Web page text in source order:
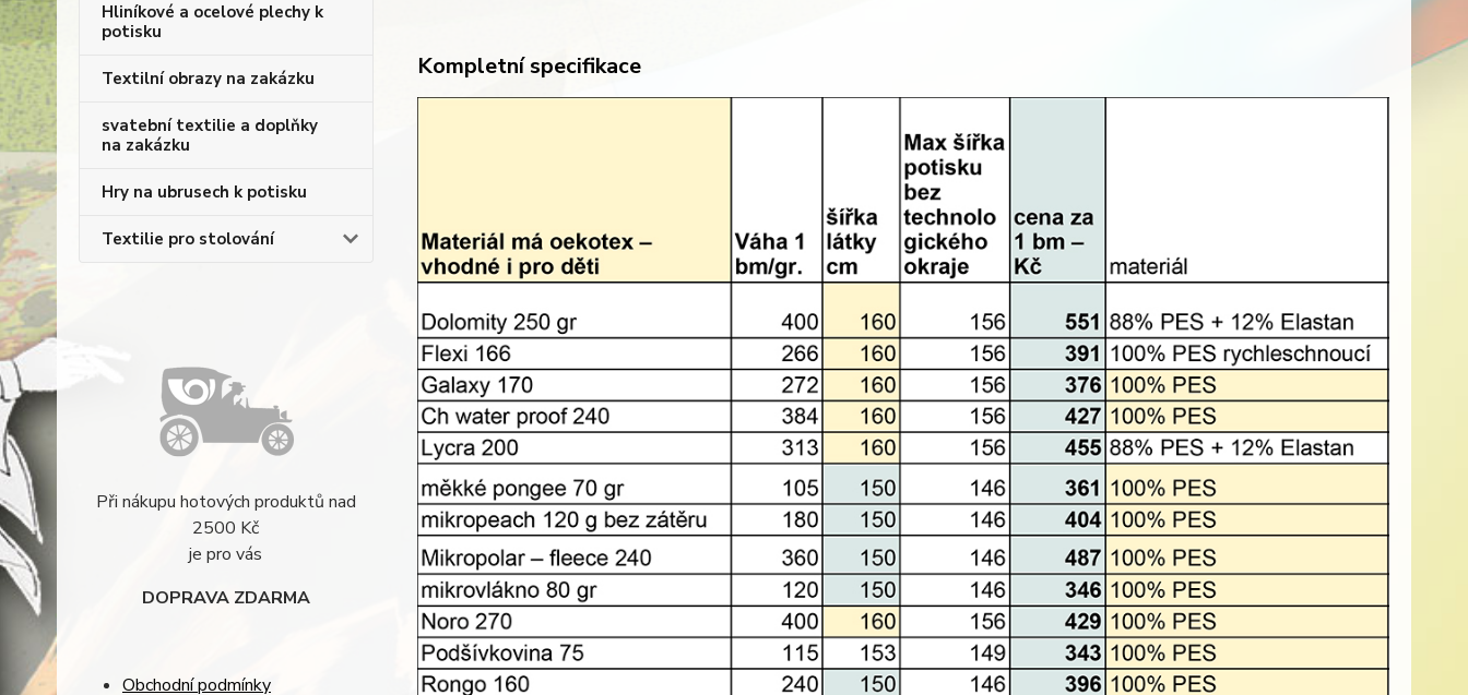
Hliníkové a ocelové plechy k
potisku
Textilní obrazy na zakázku
svatební textilie a doplňky
na zakázku
Hry na ubrusech k potisku
Textilie pro stolování
Při nákupu hotových produktů nad
2500 Kč
je pro vás
DOPRAVA ZDARMA
Obchodní podmínky
Kompletní specifikace